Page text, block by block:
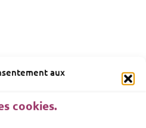
aux
cookies.